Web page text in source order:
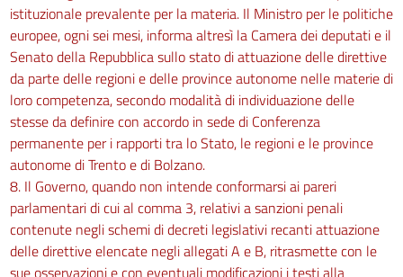
istituzionale prevalente per la materia. Il Ministro per le politiche
europee, ogni sei mesi, informa altresì la Camera dei deputati e il
Senato della Repubblica sullo stato di attuazione delle direttive
da parte delle regioni e delle province autonome nelle materie di
loro competenza, secondo modalità di individuazione delle
stesse da definire con accordo in sede di Conferenza
permanente per i rapporti tra lo Stato, le regioni e le province
autonome di Trento e di Bolzano.
8. Il Governo, quando non intende conformarsi ai pareri
parlamentari di cui al comma 3, relativi a sanzioni penali
contenute negli schemi di decreti legislativi recanti attuazione
delle direttive elencate negli allegati A e B, ritrasmette con le
sue osservazioni e con eventuali modificazioni i testi alla